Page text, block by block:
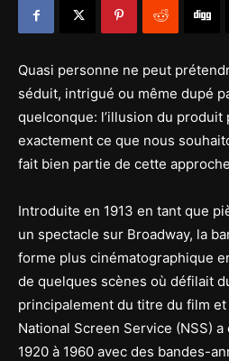
Quasi personne ne peut
séduit, intrigué ou même dupé
quelconque: l’illusion du
exactement ce que nous
fait bien partie de cette
Introduite en 1913 en tant que
un spectacle sur Broadway, la
forme plus cinématographique
de quelques scènes où défilait
principalement du titre du film
National Screen Service (NSS)
1920 à 1960 avec des bandes-